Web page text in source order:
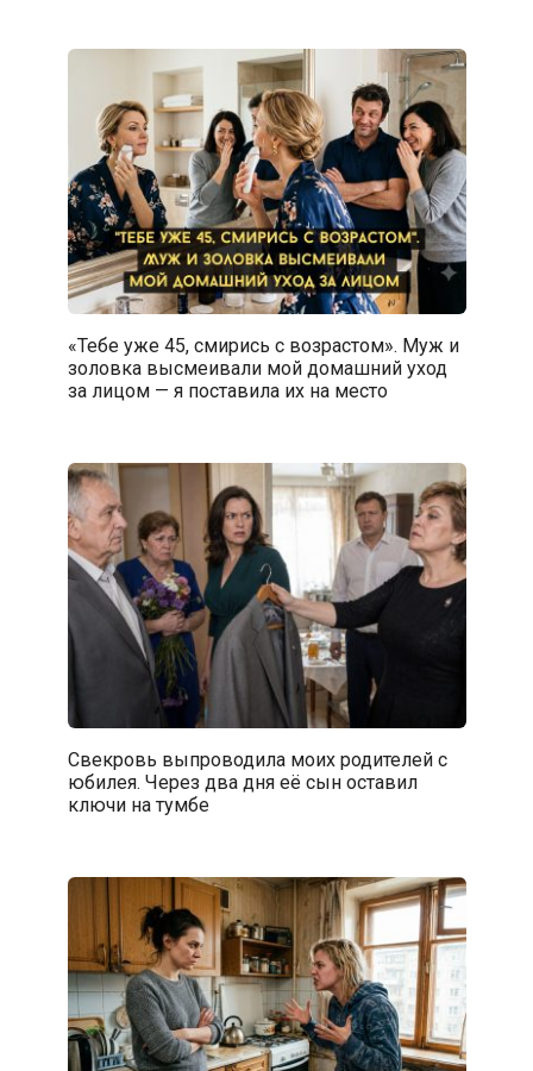
«Тебе уже 45, смирись с возрастом». Муж и
золовка высмеивали мой домашний уход
за лицом — я поставила их на место
Свекровь выпроводила моих родителей с
юбилея. Через два дня её сын оставил
ключи на тумбе